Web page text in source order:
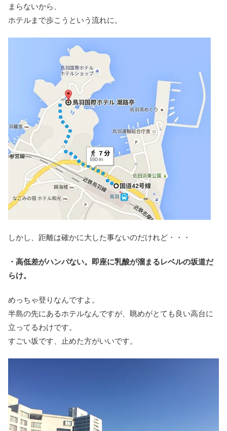
まらないから、
ホテルまで歩こうという流れに。
しかし、距離は確かに大した事ないのだけれど・・・
・高低差がハンパない。即座に乳酸が溜まるレベルの坂道だ
らけ。
めっちゃ登りなんですよ。
半島の先にあるホテルなんですが、眺めがとても良い高台に
立ってるわけです。
すごい坂です、止めた方がいいです。